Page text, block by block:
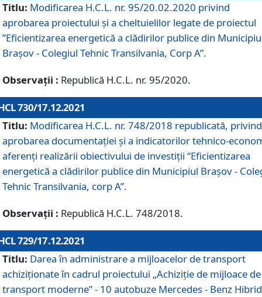
Titlu: Modificarea H.C.L. nr. 95/20.02.2020 privind
aprobarea proiectului și a cheltuielilor legate de proiectul
”Eficientizarea energetică a clădirilor publice din
Brașov - Colegiul Tehnic Transilvania, Corp A”.
Observații : Republică H.C.L. nr. 95/2020.
730/17.12.2021
Titlu: Modificarea H.C.L. nr. 748/2018 republicată, privind
aprobarea documentației și a indicatorilor tehnico-
aferenți realizării obiectivului de investiții “Eficientizarea
energetică a clădirilor publice din Municipiul Brașov -
Tehnic Transilvania, corp A”.
Observații : Republică H.C.L. 748/2018.
729/17.12.2021
Titlu: Darea în administrare a mijloacelor de transport
achiziționate în cadrul proiectului „Achiziţie de mijloace de
transport moderne” - 10 autobuze Mercedes - Benz Hibrid